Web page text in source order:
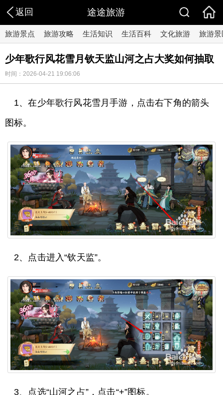
返回 途途旅游
旅游景点 旅游攻略 生活知识 生活百科 文化旅游 旅游景
少年歌行风花雪月钦天监山河之占大奖如何抽取
时间：2026-04-21 19:06:06
1、在少年歌行风花雪月手游，点击右下角的箭头
图标。
2、点击进入“钦天监”。
3、点选“山河之占”，点击“+”图标。